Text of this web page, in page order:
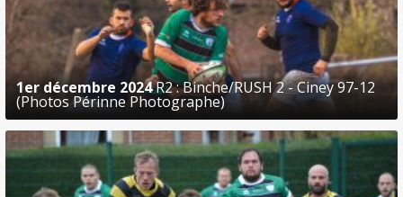
1er décembre 2024R2 : Binche/RUSH 2 - Ciney 97-12
(Photos Périnne Photographe)